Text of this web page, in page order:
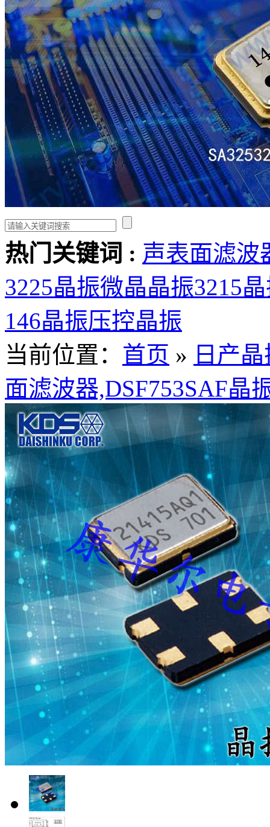
热门关键词 : 声表面滤波
3225晶振微晶晶振3215
146晶振压控晶振
当前位置： 首页 » 日产
面滤波器,DSF753SAF晶